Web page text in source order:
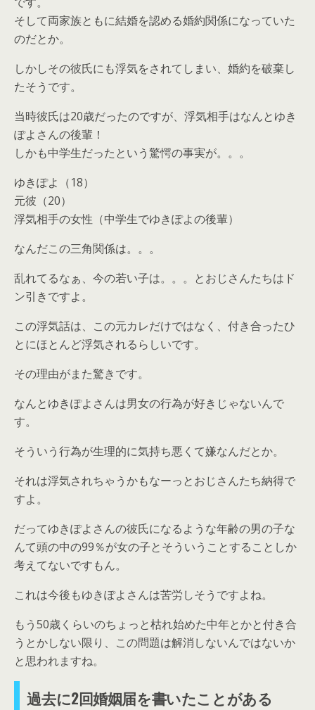
そして両家族ともに結婚を認める婚約関係になっていた
のだとか。
しかしその彼氏にも浮気をされてしまい、婚約を破棄し
たそうです。
当時彼氏は20歳だったのですが、浮気相手はなんとゆき
ぽよさんの後輩！
しかも中学生だったという驚愕の事実が。。。
ゆきぽよ（18）
元彼（20）
浮気相手の女性（中学生でゆきぽよの後輩）
なんだこの三角関係は。。。
乱れてるなぁ、今の若い子は。。。とおじさんたちはド
ン引きですよ。
この浮気話は、この元カレだけではなく、付き合ったひ
とにほとんど浮気されるらしいです。
その理由がまた驚きです。
なんとゆきぽよさんは男女の行為が好きじゃないんで
す。
そういう行為が生理的に気持ち悪くて嫌なんだとか。
それは浮気されちゃうかもなーっとおじさんたち納得で
すよ。
だってゆきぽよさんの彼氏になるような年齢の男の子な
んて頭の中の99％が女の子とそういうことすることしか
考えてないですもん。
これは今後もゆきぽよさんは苦労しそうですよね。
もう50歳くらいのちょっと枯れ始めた中年とかと付き合
うとかしない限り、この問題は解消しないんではないか
と思われますね。
過去に2回婚姻届を書いたことがある